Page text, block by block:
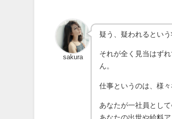
sakura
疑う、疑われるとい
それが全く見当はず
ん。
仕事というのは、様
あなたが一社員とし
あなたの出世や給料